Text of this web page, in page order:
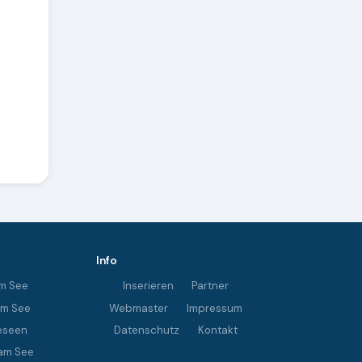
See
See
See
Info
Inserieren
Partner
Webmaster
Impressum
Datenschutz
Kontakt